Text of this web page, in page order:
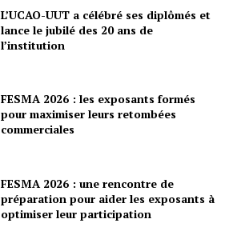
L’UCAO-UUT a célébré ses diplômés et
lance le jubilé des 20 ans de
l’institution
FESMA 2026 : les exposants formés
pour maximiser leurs retombées
commerciales
FESMA 2026 : une rencontre de
préparation pour aider les exposants à
optimiser leur participation